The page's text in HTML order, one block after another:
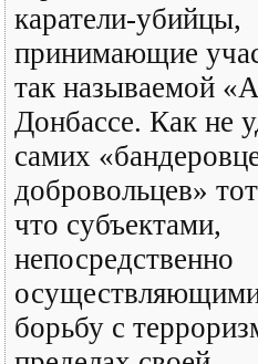
каратели-убийцы,
принимающие
так называемой
Донбассе. Как не
самих
добровольцев»
что субъектами,
непосредственно
борьбу с